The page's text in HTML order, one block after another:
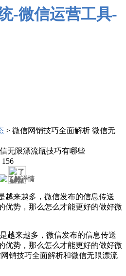
> 微信网销技巧全面解析 微信无
无限漂流瓶技巧有哪些
156
越来越多，微信发布的信息传送
优势，那么怎么才能更好的做好微
越来越多，微信发布的信息传送
优势，那么怎么才能更好的做好微
销技巧全面解析和微信无限漂流